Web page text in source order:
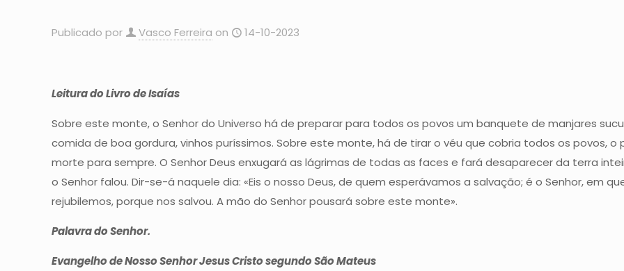
Publicado por Vasco Ferreira on 14-10-2023
Leitura do Livro de Isaías
Sobre este monte, o Senhor do Universo há de preparar para todos os povos um banquete de manjares
comida de boa gordura, vinhos puríssimos. Sobre este monte, há de tirar o véu que cobria todos os povos,
morte para sempre. O Senhor Deus enxugará as lágrimas de todas as faces e fará desaparecer da terra
o Senhor falou. Dir-se-á naquele dia: «Eis o nosso Deus, de quem esperávamos a salvação; é o Senhor, em
rejubilemos, porque nos salvou. A mão do Senhor pousará sobre este monte».
Palavra do Senhor.
Evangelho de Nosso Senhor Jesus Cristo segundo São Mateus